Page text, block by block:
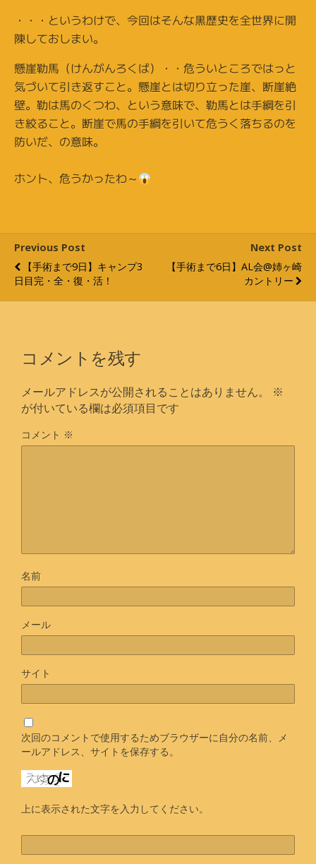
・・・というわけで、今回はそんな黒歴史を全世界に開
陳しておしまい。
懸崖勒馬（けんがんろくば）・・危ういところではっと
気づいて引き返すこと。懸崖とは切り立った崖、断崖絶
壁。勒は馬のくつわ、という意味で、勒馬とは手綱を引
き絞ること。断崖で馬の手綱を引いて危うく落ちるのを
防いだ、の意味。
ホント、危うかったわ～
Previous Post
【手術まで9日】キャンプ3
日目完・全・復・活！
Next Post
【手術まで6日】AL会@姉ヶ崎
カントリー
コメントを残す
メールアドレスが公開されることはありません。
※
が付いている欄は必須項目です
コメント ※
名前
メール
サイト
次回のコメントで使用するためブラウザーに自分の名前、メ
ールアドレス、サイトを保存する。
上に表示された文字を入力してください。